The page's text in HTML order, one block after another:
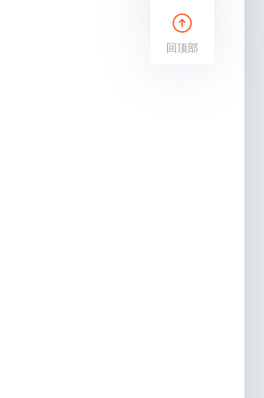
回顶部